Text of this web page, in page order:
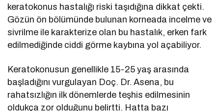
keratokonus hastalığı riski taşıdığına dikkat çekti.
Gözün ön bölümünde bulunan korneada incelme ve
sivrilme ile karakterize olan bu hastalık, erken fark
edilmediğinde ciddi görme kaybına yol açabiliyor.
Keratokonusun genellikle 15-25 yaş arasında
başladığını vurgulayan Doç. Dr. Asena, bu
rahatsızlığın ilk dönemlerde teşhis edilmesinin
oldukça zor olduğunu belirtti. Hatta bazı